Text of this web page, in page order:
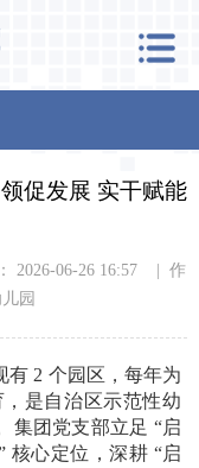
促发展 实干赋能
2026-06-26 16:57 | 作
园
有 2 个园区，每年为
是自治区示范性幼
集团党支部立足 “启
核心定位，深耕 “启